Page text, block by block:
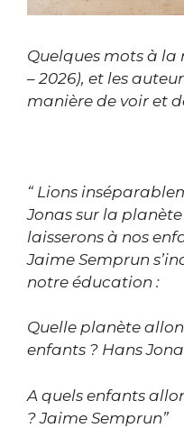
Quelques mots à la
– 2026), et les
manière de voir et
“ Lions
Jonas sur la
laisserons à nos
Jaime Semprun
notre éducation :
Quelle planète
enfants ? Hans
A quels enfants
? Jaime Semprun”